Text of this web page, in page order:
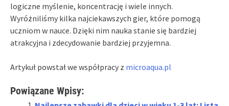
logiczne myślenie, koncentrację i wiele innych.
Wyróżniliśmy kilka najciekawszych gier, które pomogą
uczniom w nauce. Dzięki nim nauka stanie się bardziej
atrakcyjna i zdecydowanie bardziej przyjemna.
Artykuł powstał we współpracy z microaqua.pl
Powiązane Wpisy: